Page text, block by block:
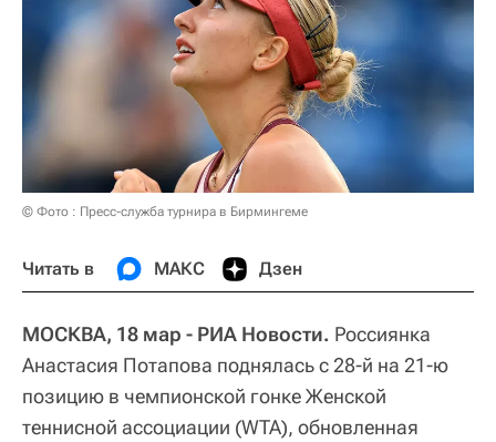
© Фото : Пресс-служба турнира в Бирмингеме
Читать в МАКС Дзен
МОСКВА, 18 мар - РИА Новости. Россиянка
Анастасия Потапова поднялась с 28-й на 21-ю
позицию в чемпионской гонке Женской
теннисной ассоциации (WTA), обновленная